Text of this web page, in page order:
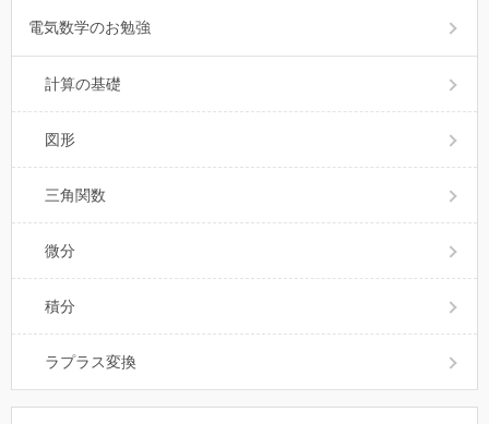
電気数学のお勉強
計算の基礎
図形
三角関数
微分
積分
ラプラス変換